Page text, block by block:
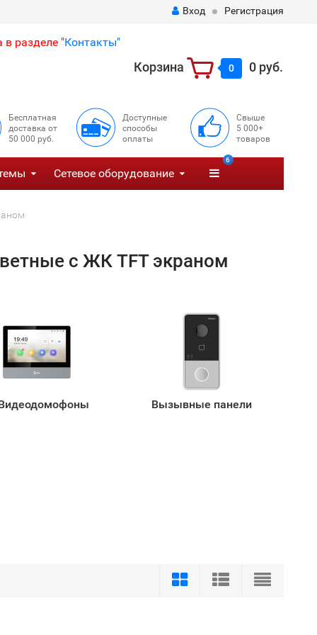
Вход Регистрация
разделе "Контакты"
Корзина 0 0 руб.
Бесплатная
доставка от
50 000 руб.
Доступные
способы
оплаты
Свыше
5 000+
товаров
Сетевое оборудование
6
с ЖК TFT экраном
Вызывные панели